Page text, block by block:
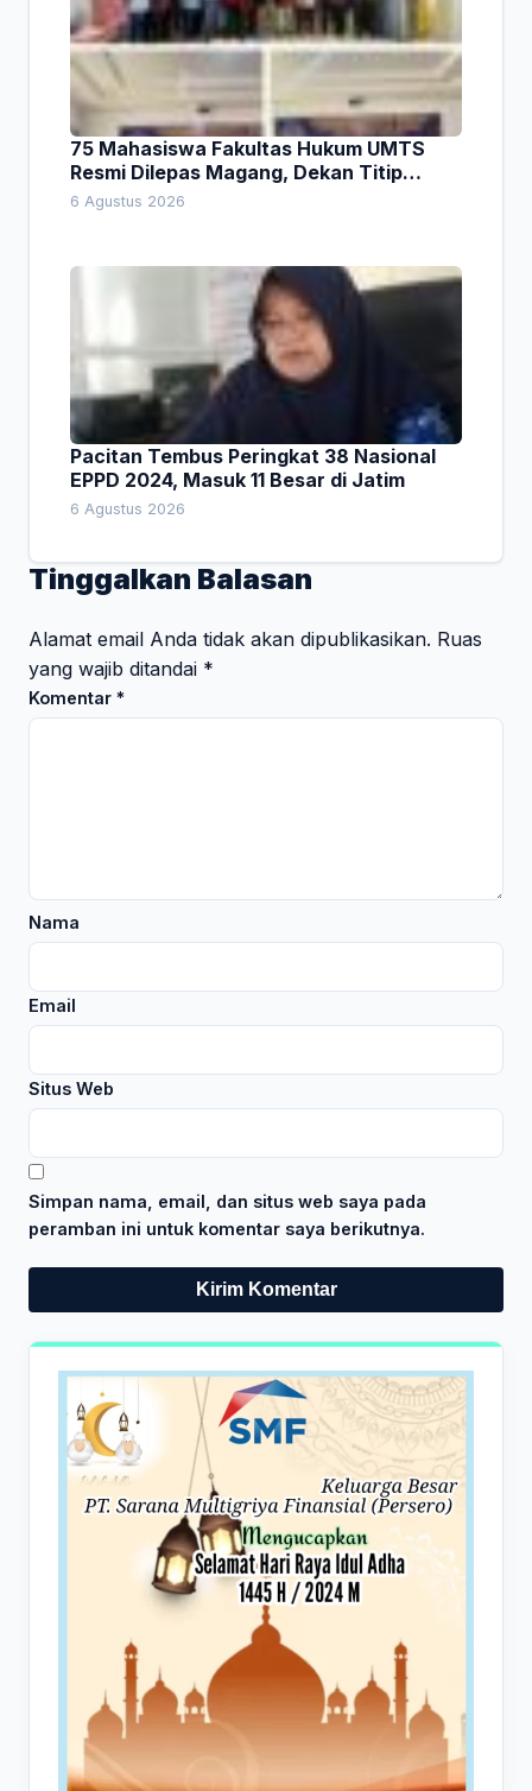
75 Mahasiswa Fakultas Hukum UMTS
Resmi Dilepas Magang, Dekan Titip
Empat Pesan Penting
6 Agustus 2026
Pacitan Tembus Peringkat 38 Nasional
EPPD 2024, Masuk 11 Besar di Jatim
6 Agustus 2026
Tinggalkan Balasan
Alamat email Anda tidak akan dipublikasikan. Ruas
yang wajib ditandai *
Komentar *
Nama
Email
Situs Web
Simpan nama, email, dan situs web saya pada
peramban ini untuk komentar saya berikutnya.